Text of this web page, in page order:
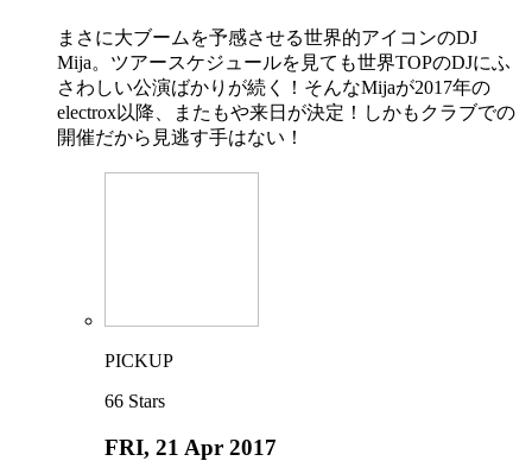
まさに大ブームを予感させる世界的アイコンのDJ
Mija。ツアースケジュールを見ても世界TOPのDJにふ
さわしい公演ばかりが続く！そんなMijaが2017年の
electrox以降、またもや来日が決定！しかもクラブでの
開催だから見逃す手はない！
PICKUP
66 Stars
FRI, 21 Apr 2017